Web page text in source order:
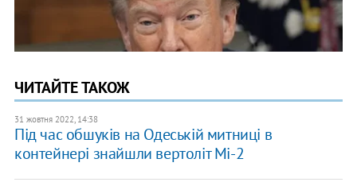
ЧИТАЙТЕ ТАКОЖ
31 жовтня 2022, 14:38
Під час обшуків на Одеській митниці в
контейнері знайшли вертоліт Мі-2